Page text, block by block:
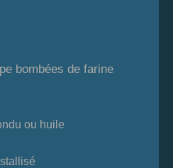
bombées de farine
ou huile